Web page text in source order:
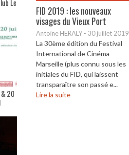
FID 2019 : les nouveaux
visages du Vieux Port
Antoine HERALY - 30 juillet 2019
La 30ème édition du Festival
International de Cinéma
Marseille (plus connu sous les
initiales du FID, qui laissent
transparaître son passé e...
Lire la suite
Le
20